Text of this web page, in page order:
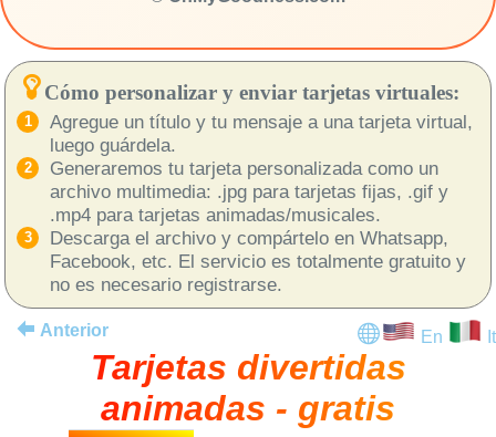
Cómo personalizar y enviar tarjetas virtuales:
Agregue un título y tu mensaje a una tarjeta virtual,
luego guárdela.
Generaremos tu tarjeta personalizada como un
archivo multimedia: .jpg para tarjetas fijas, .gif y
.mp4 para tarjetas animadas/musicales.
Descarga el archivo y compártelo en Whatsapp,
Facebook, etc. El servicio es totalmente gratuito y
no es necesario registrarse.
Anterior En It
Tarjetas divertidas
animadas - gratis